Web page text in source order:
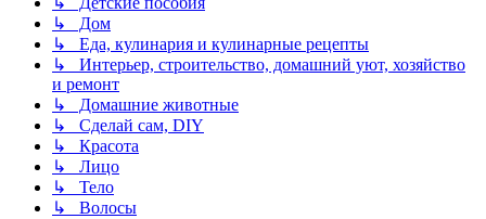
↳ Дом
↳ Еда, кулинария и кулинарные рецепты
↳ Интерьер, строительство, домашний уют, хозяйство
и ремонт
↳ Домашние животные
↳ Сделай сам, DIY
↳ Красота
↳ Лицо
↳ Тело
↳ Волосы